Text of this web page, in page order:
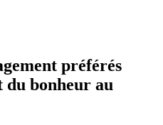
préférés
du bonheur au